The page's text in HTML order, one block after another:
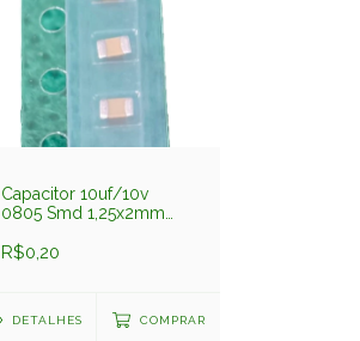
Capacitor 10uf/10v
0805 Smd 1,25x2mm
C2012x5r106kdp Darfon
R$0,20
DETALHES COMPRAR